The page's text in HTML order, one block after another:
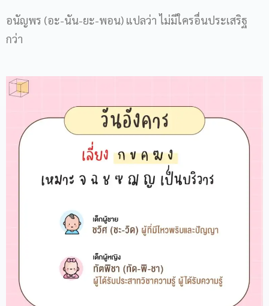
อนัญพร (อะ-นัน-ยะ-พอน) แปลว่า ไม่มีใครอื่นประเสริฐ
กว่า